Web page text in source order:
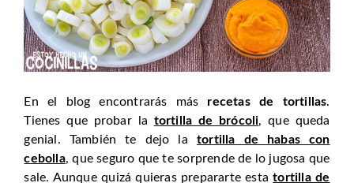
En el blog encontrarás más recetas de tortillas.
Tienes que probar la tortilla de brócoli, que queda
genial. También te dejo la tortilla de habas con
cebolla, que seguro que te sorprende de lo jugosa que
sale. Aunque quizá quieras prepararte estatortilla de